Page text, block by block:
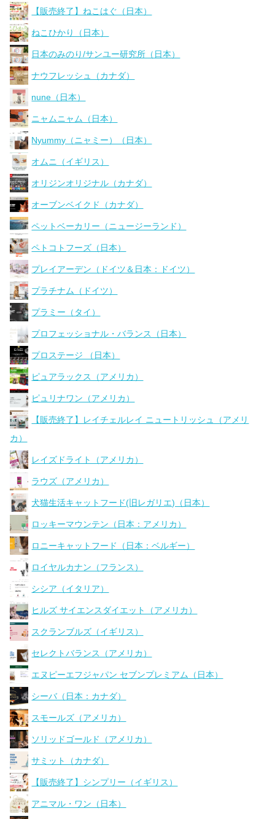
【販売終了】ねこはぐ（日本）
ねこひかり（日本）
日本のみのり/サンユー研究所（日本）
ナウフレッシュ（カナダ）
nune（日本）
ニャムニャム（日本）
Nyummy（ニャミー）（日本）
オムニ（イギリス）
オリジンオリジナル（カナダ）
オーブンベイクド（カナダ）
ペットベーカリー（ニュージーランド）
ペトコトフーズ（日本）
プレイアーデン（ドイツ＆日本：ドイツ）
プラチナム（ドイツ）
プラミー（タイ）
プロフェッショナル・バランス（日本）
プロステージ （日本）
ピュアラックス（アメリカ）
ピュリナワン（アメリカ）
【販売終了】レイチェルレイ ニュートリッシュ（アメリ
カ）
レイズドライト（アメリカ）
ラウズ（アメリカ）
犬猫生活キャットフード(旧レガリエ)（日本）
ロッキーマウンテン（日本：アメリカ）
ロニーキャットフード（日本：ベルギー）
ロイヤルカナン（フランス）
シシア（イタリア）
ヒルズ サイエンスダイエット（アメリカ）
スクランブルズ（イギリス）
セレクトバランス（アメリカ）
エヌピーエフジャパン セブンプレミアム（日本）
シーバ（日本：カナダ）
スモールズ（アメリカ）
ソリッドゴールド（アメリカ）
サミット（カナダ）
【販売終了】シンプリー（イギリス）
アニマル・ワン（日本）